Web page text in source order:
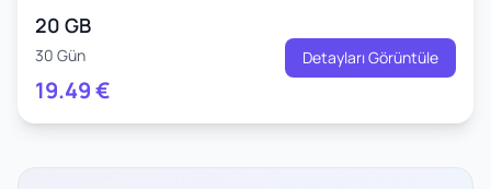
20 GB
30 Gün
19.49€
Detayları Görüntüle